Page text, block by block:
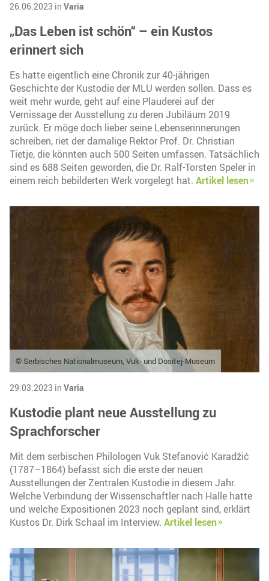
26.06.2023 in Varia
„Das Leben ist schön“ – ein Kustos
erinnert sich
Es hatte eigentlich eine Chronik zur 40-jährigen
Geschichte der Kustodie der MLU werden sollen. Dass es
weit mehr wurde, geht auf eine Plauderei auf der
Vernissage der Ausstellung zu deren Jubiläum 2019
zurück. Er möge doch lieber seine Lebenserinnerungen
schreiben, riet der damalige Rektor Prof. Dr. Christian
Tietje, die könnten auch 500 Seiten umfassen. Tatsächlich
sind es 688 Seiten geworden, die Dr. Ralf-Torsten Speler in
einem reich bebilderten Werk vorgelegt hat. Artikel lesen
© Serbisches Nationalmuseum, Vuk- und Dositej-Museum
29.03.2023 in Varia
Kustodie plant neue Ausstellung zu
Sprachforscher
Mit dem serbischen Philologen Vuk Stefanović Karadžić
(1787–1864) befasst sich die erste der neuen
Ausstellungen der Zentralen Kustodie in diesem Jahr.
Welche Verbindung der Wissenschaftler nach Halle hatte
und welche Expositionen 2023 noch geplant sind, erklärt
Kustos Dr. Dirk Schaal im Interview. Artikel lesen